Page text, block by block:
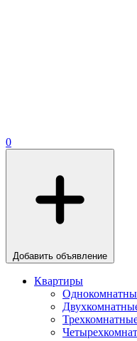
0
Добавить объявление
Квартиры